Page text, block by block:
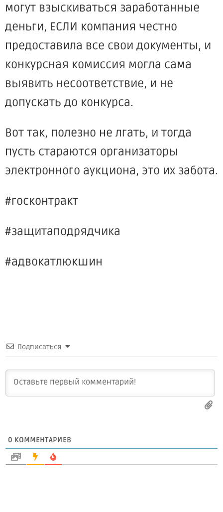
могут взыскиваться заработанные
деньги, ЕСЛИ компания честно
предоставила все свои документы, и
конкурсная комиссия могла сама
выявить несоответствие, и не
допускать до конкурса.
Вот так, полезно не лгать, и тогда
пусть стараются организаторы
электронного аукциона, это их забота.
#госконтракт
#защитаподрядчика
#адвокатлюкшин
Подписаться
0 КОММЕНТАРИЕВ